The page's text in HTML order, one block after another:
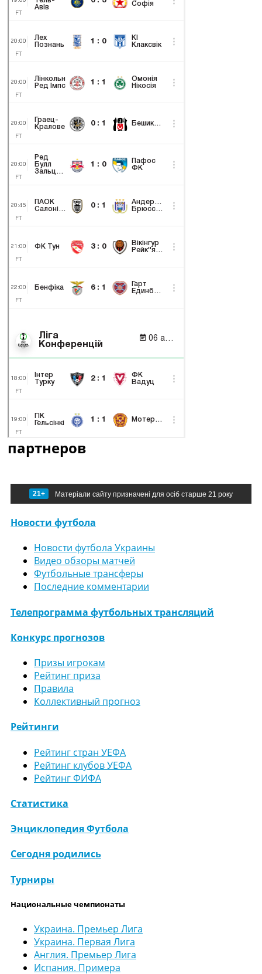
партнеров
21+ Матеріали сайту призначені для осіб старше 21 року
Новости футбола
Новости футбола Украины
Видео обзоры матчей
Футбольные трансферы
Последние комментарии
Телепрограмма футбольных трансляций
Конкурс прогнозов
Призы игрокам
Рейтинг приза
Правила
Коллективный прогноз
Рейтинги
Рейтинг стран УЕФА
Рейтинг клубов УЕФА
Рейтинг ФИФА
Статистика
Энциклопедия Футбола
Сегодня родились
Турниры
Национальные чемпионаты
Украина. Премьер Лига
Украина. Первая Лига
Англия. Премьер Лига
Испания. Примера